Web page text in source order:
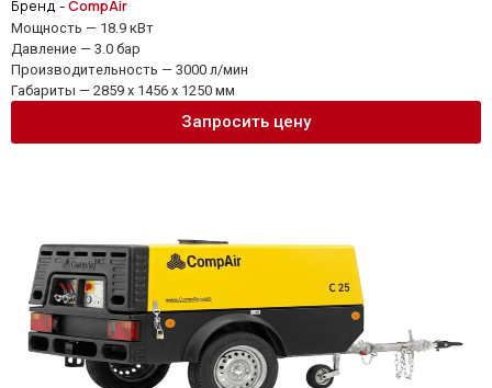
Бренд -CompAir
Мощность — 18.9 кВт
Давление — 3.0 бар
Производительность — 3000 л/мин
Габариты — 2859 x 1456 x 1250 мм
Запросить цену